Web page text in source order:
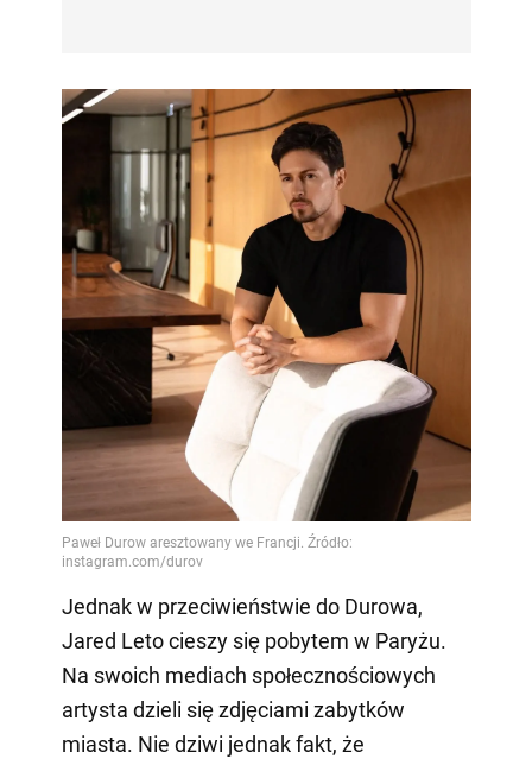
Jednak w przeciwieństwie do Durowa,
Jared Leto cieszy się pobytem w Paryżu.
Na swoich mediach społecznościowych
artysta dzieli się zdjęciami zabytków
miasta. Nie dziwi jednak fakt, że